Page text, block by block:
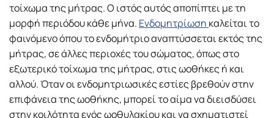
τοίχωμα της μήτρας. Ο ιστός αυτός αποπίπτει με τη
μορφή περιόδου κάθε μήνα. Ενδομητρίωση καλείται το
φαινόμενο όπου το ενδομήτριο αναπτύσσεται εκτός της
μήτρας, σε άλλες περιοχές του σώματος, όπως στο
εξωτερικό τοίχωμα της μήτρας, στις ωοθήκες ή και
αλλού. Όταν οι ενδομητριωσικές εστίες βρεθούν στην
επιφάνεια της ωοθήκης, μπορεί το αίμα να διεισδύσει
στην κοιλότητα ενός ωοθυλακίου και να σχηματιστεί